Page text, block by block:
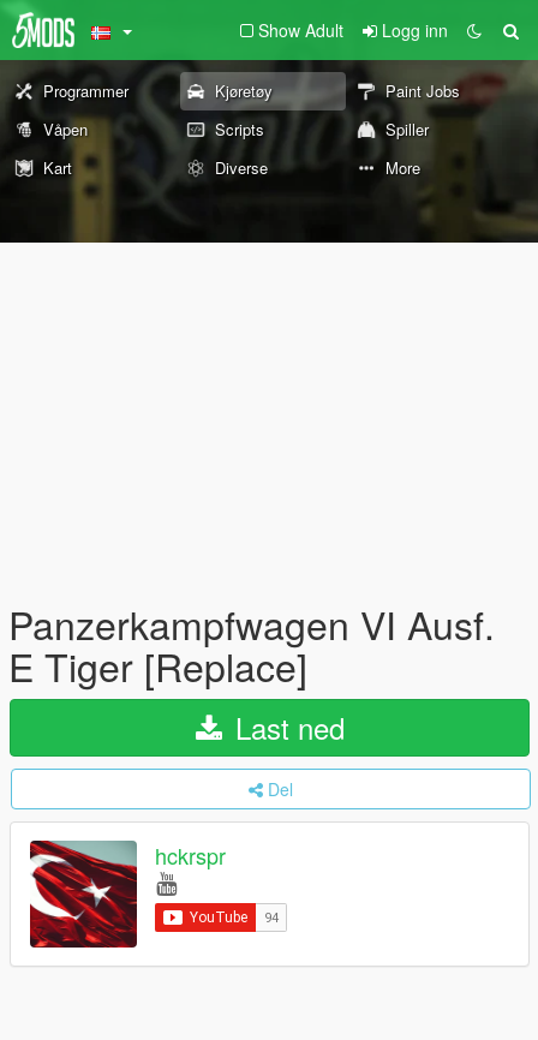
Show Adult Logg inn
Programmer Kjøretøy
Paint Jobs
Våpen
Scripts
Spiller
Kart
Diverse More
Panzerkampfwagen VI Ausf.
E Tiger [Replace]
Last ned
Del
hckrspr